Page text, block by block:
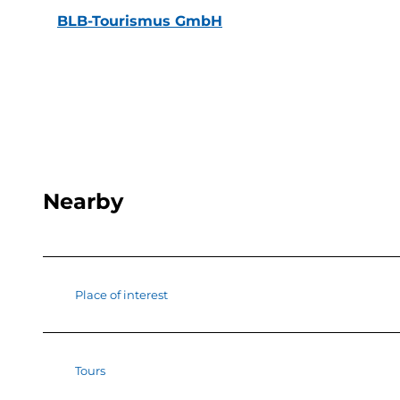
BLB-Tourismus GmbH
Nearby
Place of interest
Tours